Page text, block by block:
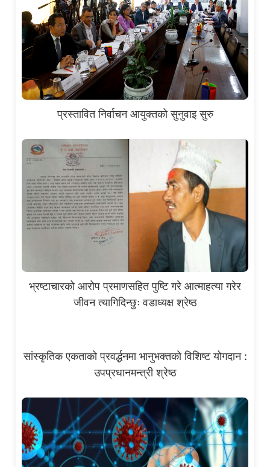
प्रस्तावित निर्वाचन आयुक्तको सुनुवाइ सुरु
भ्रष्टाचारको आरोप प्रमाणसहित पुष्टि गरे आत्माहत्या गरेर
जीवन त्यागिदिन्छुः वडाध्यक्ष श्रेष्ठ
सांस्कृतिक एकताको प्रवर्द्धनमा भानुभक्तको विशिष्ट योगदान :
उपप्रधानमन्त्री श्रेष्ठ